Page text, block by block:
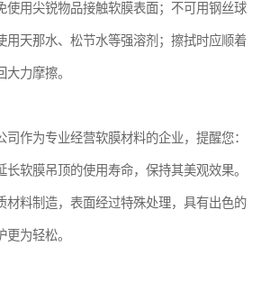
使用尖锐物品接触软膜表面；不可用钢丝球
用天那水、松节水等强溶剂；擦拭时应顺着
力摩擦。
作为专业经营软膜材料的企业，提醒您：
长软膜吊顶的使用寿命，保持其美观效果。
材料制造，表面经过特殊处理，具有出色的
为轻松。